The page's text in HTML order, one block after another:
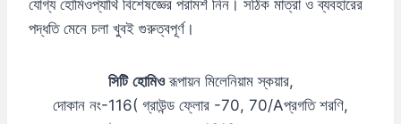
যোগ্য হোমিওপ্যাথি বিশেষজ্ঞের পরামর্শ নিন। সঠিক মাত্রা ও ব্যবহারের
পদ্ধতি মেনে চলা খুবই গুরুত্বপূর্ণ।
সিটি হোমিও রূপায়ন মিলেনিয়াম স্কয়ার,
দোকান নং-116( গ্রাউন্ড ফ্লোর -70, 70/Aপ্রগতি শরণি,